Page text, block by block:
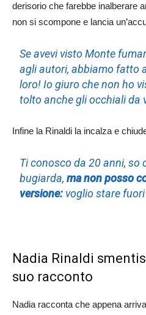
derisorio che farebbe inalberare
non si scompone e lancia
Se avevi visto Monte
agli autori, abbiamo fatto
loro! Io giuro che non ho
tolto anche gli occhiali da
Infine la Rinaldi la incalza e
Ti conosco da 20 anni, so
bugiarda,ma non posso
versione: voglio stare
Nadia Rinaldi
suo racconto
Nadia racconta che appena